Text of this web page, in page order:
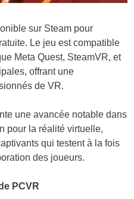
sur Steam pour
Le jeu est compatible
Meta Quest, SteamVR, et
offrant une
de VR.
une avancée notable dans
pour la réalité virtuelle,
qui testent à la fois
des joueurs.
PCVR